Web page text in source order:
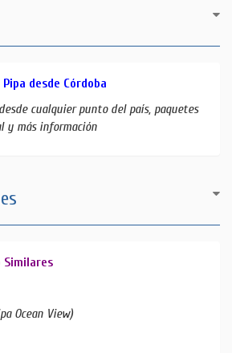
desde Córdoba
cualquier punto del país, paquetes
y más información
Similares
Ocean View)